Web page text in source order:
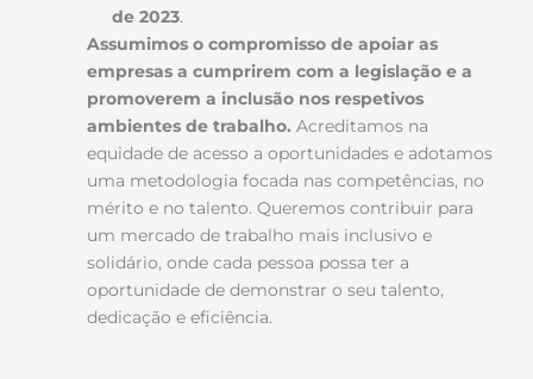
de 2023.
Assumimos o compromisso de apoiar as
empresas a cumprirem com a legislação e a
promoverem a inclusão nos respetivos
ambientes de trabalho. Acreditamos na
equidade de acesso a oportunidades e adotamos
uma metodologia focada nas competências, no
mérito e no talento. Queremos contribuir para
um mercado de trabalho mais inclusivo e
solidário, onde cada pessoa possa ter a
oportunidade de demonstrar o seu talento,
dedicação e eficiência.